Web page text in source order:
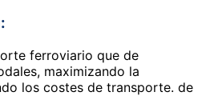
ferroviario que de
maximizando la
los costes de transporte. de